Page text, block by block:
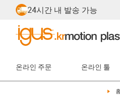
24시간 내 발송 가능
온라인 주문 온라인 툴